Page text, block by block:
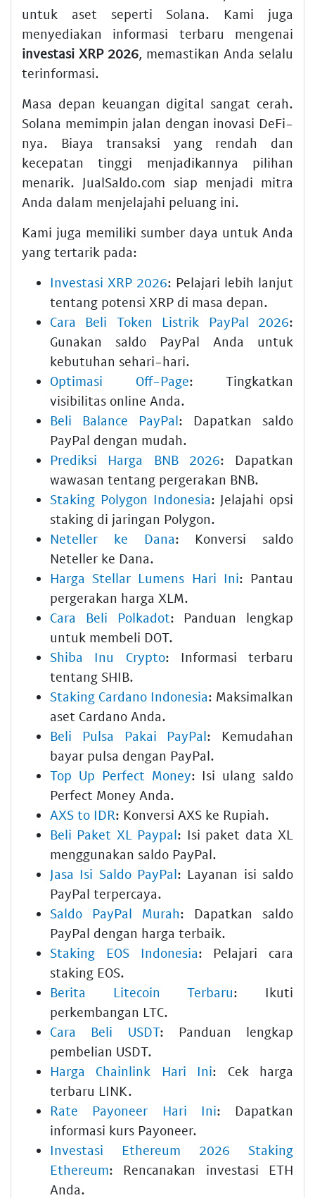
untuk aset seperti Solana. Kami juga
menyediakan informasi terbaru mengenai
investasi XRP 2026, memastikan Anda selalu
terinformasi.
Masa depan keuangan digital sangat cerah.
Solana memimpin jalan dengan inovasi DeFi-
nya. Biaya transaksi yang rendah dan
kecepatan tinggi menjadikannya pilihan
menarik. JualSaldo.com siap menjadi mitra
Anda dalam menjelajahi peluang ini.
Kami juga memiliki sumber daya untuk Anda
yang tertarik pada:
Investasi XRP 2026: Pelajari lebih lanjut
tentang potensi XRP di masa depan.
Cara Beli Token Listrik PayPal 2026:
Gunakan saldo PayPal Anda untuk
kebutuhan sehari-hari.
Optimasi Off-Page: Tingkatkan
visibilitas online Anda.
Beli Balance PayPal: Dapatkan saldo
PayPal dengan mudah.
Prediksi Harga BNB 2026: Dapatkan
wawasan tentang pergerakan BNB.
Staking Polygon Indonesia: Jelajahi opsi
staking di jaringan Polygon.
Neteller ke Dana: Konversi saldo
Neteller ke Dana.
Harga Stellar Lumens Hari Ini: Pantau
pergerakan harga XLM.
Cara Beli Polkadot: Panduan lengkap
untuk membeli DOT.
Shiba Inu Crypto: Informasi terbaru
tentang SHIB.
Staking Cardano Indonesia: Maksimalkan
aset Cardano Anda.
Beli Pulsa Pakai PayPal: Kemudahan
bayar pulsa dengan PayPal.
Top Up Perfect Money: Isi ulang saldo
Perfect Money Anda.
AXS to IDR: Konversi AXS ke Rupiah.
Beli Paket XL Paypal: Isi paket data XL
menggunakan saldo PayPal.
Jasa Isi Saldo PayPal: Layanan isi saldo
PayPal terpercaya.
Saldo PayPal Murah: Dapatkan saldo
PayPal dengan harga terbaik.
Staking EOS Indonesia: Pelajari cara
staking EOS.
Berita Litecoin Terbaru: Ikuti
perkembangan LTC.
Cara Beli USDT: Panduan lengkap
pembelian USDT.
Harga Chainlink Hari Ini: Cek harga
terbaru LINK.
Rate Payoneer Hari Ini: Dapatkan
informasi kurs Payoneer.
Investasi Ethereum 2026 Staking
Ethereum: Rencanakan investasi ETH
Anda.